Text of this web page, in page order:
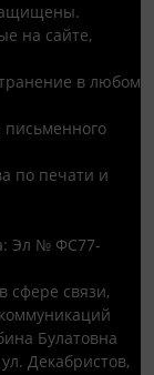
на сайте,
в любом
письменного
по печати и
Эл № ФС77-
сфере связи,
Булатовна
Декабристов,